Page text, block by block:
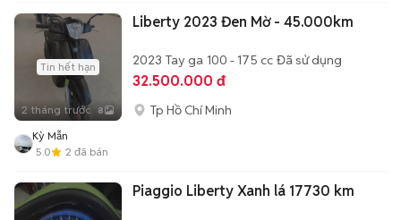
Tin hết hạn
2 tháng trước 8
Liberty 2023 Đen Mờ - 45.000km
2023 Tay ga 100 - 175 cc Đã sử dụng
32.500.000 đ
Tp Hồ Chí Minh
Kỳ Mẫn
5.0
2 đã bán
Piaggio Liberty Xanh lá 17730 km